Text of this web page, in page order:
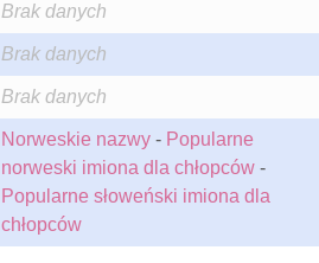
Brak danych
Brak danych
Brak danych
Norweskie nazwy - Popularne
norweski imiona dla chłopców -
Popularne słoweński imiona dla
chłopców